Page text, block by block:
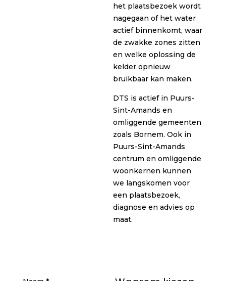
het plaatsbezoek wordt
nagegaan of het water
actief binnenkomt, waar
de zwakke zones zitten
en welke oplossing de
kelder opnieuw
bruikbaar kan maken.
DTS is actief in Puurs-
Sint-Amands en
omliggende gemeenten
zoals Bornem. Ook in
Puurs-Sint-Amands
centrum en omliggende
woonkernen kunnen
we langskomen voor
een plaatsbezoek,
diagnose en advies op
maat.